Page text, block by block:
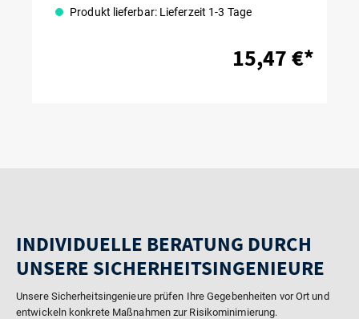
Produkt lieferbar: Lieferzeit 1-3 Tage
15,47 €*
INDIVIDUELLE BERATUNG DURCH
UNSERE SICHERHEITSINGENIEURE
Unsere Sicherheitsingenieure prüfen Ihre Gegebenheiten vor Ort und
entwickeln konkrete Maßnahmen zur Risikominimierung.